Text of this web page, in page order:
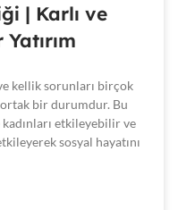
| Karlı ve
kellik sorunları birçok
ortak bir durumdur. Bu
etkileyebilir ve
sosyal hayatını